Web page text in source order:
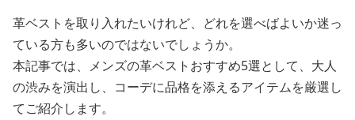
革ベストを取り入れたいけれど、どれを選べばよいか迷っ
ている方も多いのではないでしょうか。
本記事では、メンズの革ベストおすすめ5選として、大人
の渋みを演出し、コーデに品格を添えるアイテムを厳選し
てご紹介します。